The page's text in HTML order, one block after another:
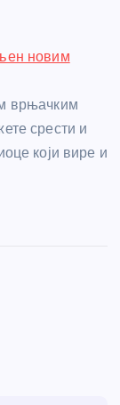
новим
врњачким
срести и
који вире и